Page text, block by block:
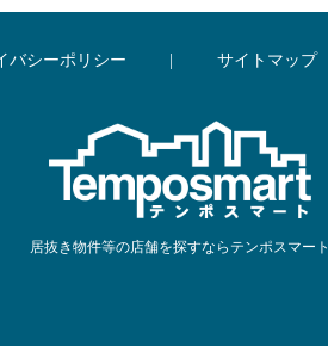
バシーポリシー サイトマップ
居抜き物件等の店舗を探すならテンポスマート